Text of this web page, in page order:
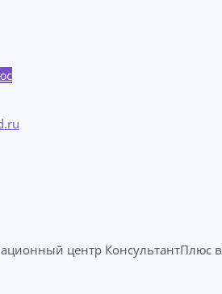
центр КонсультантПлюс в